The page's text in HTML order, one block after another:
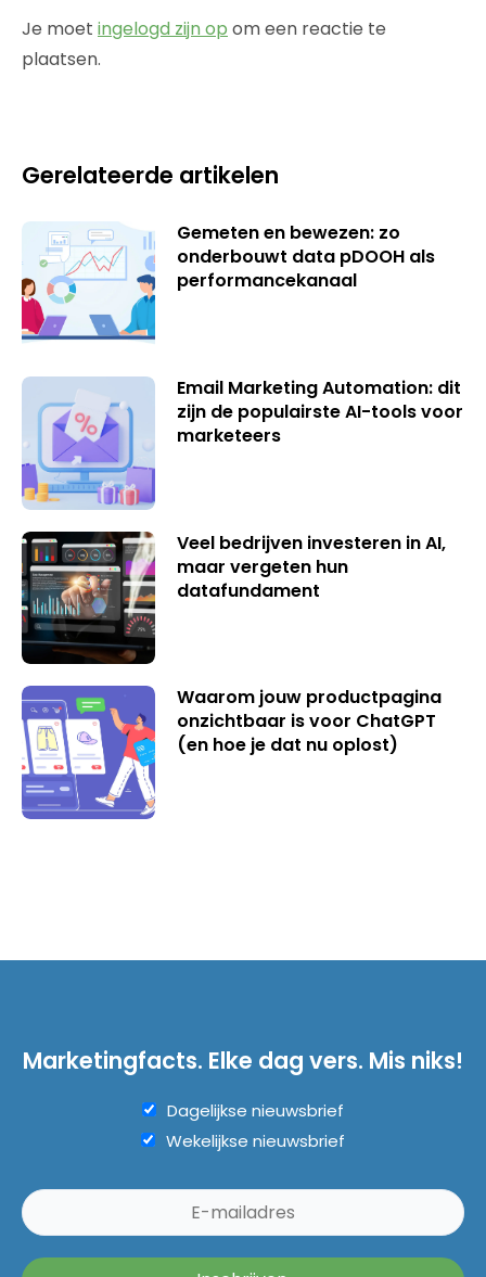
Je moet ingelogd zijn op om een reactie te
plaatsen.
Gerelateerde artikelen
Gemeten en bewezen: zo
onderbouwt data pDOOH als
performancekanaal
Email Marketing Automation: dit
zijn de populairste AI-tools voor
marketeers
Veel bedrijven investeren in AI,
maar vergeten hun
datafundament
Waarom jouw productpagina
onzichtbaar is voor ChatGPT
(en hoe je dat nu oplost)
Marketingfacts. Elke dag vers. Mis niks!
Dagelijkse nieuwsbrief
Wekelijkse nieuwsbrief